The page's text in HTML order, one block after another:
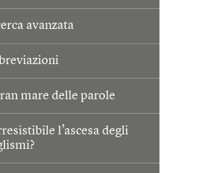
avanzata
mare delle parole
l’ascesa degli